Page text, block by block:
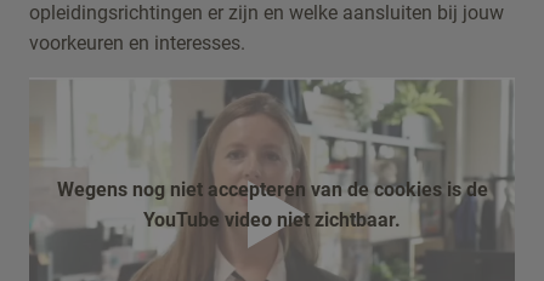
opleidingsrichtingen er zijn en welke aansluiten bij jouw
voorkeuren en interesses.
Wegens nog niet accepteren van de cookies is de
YouTube video niet zichtbaar.